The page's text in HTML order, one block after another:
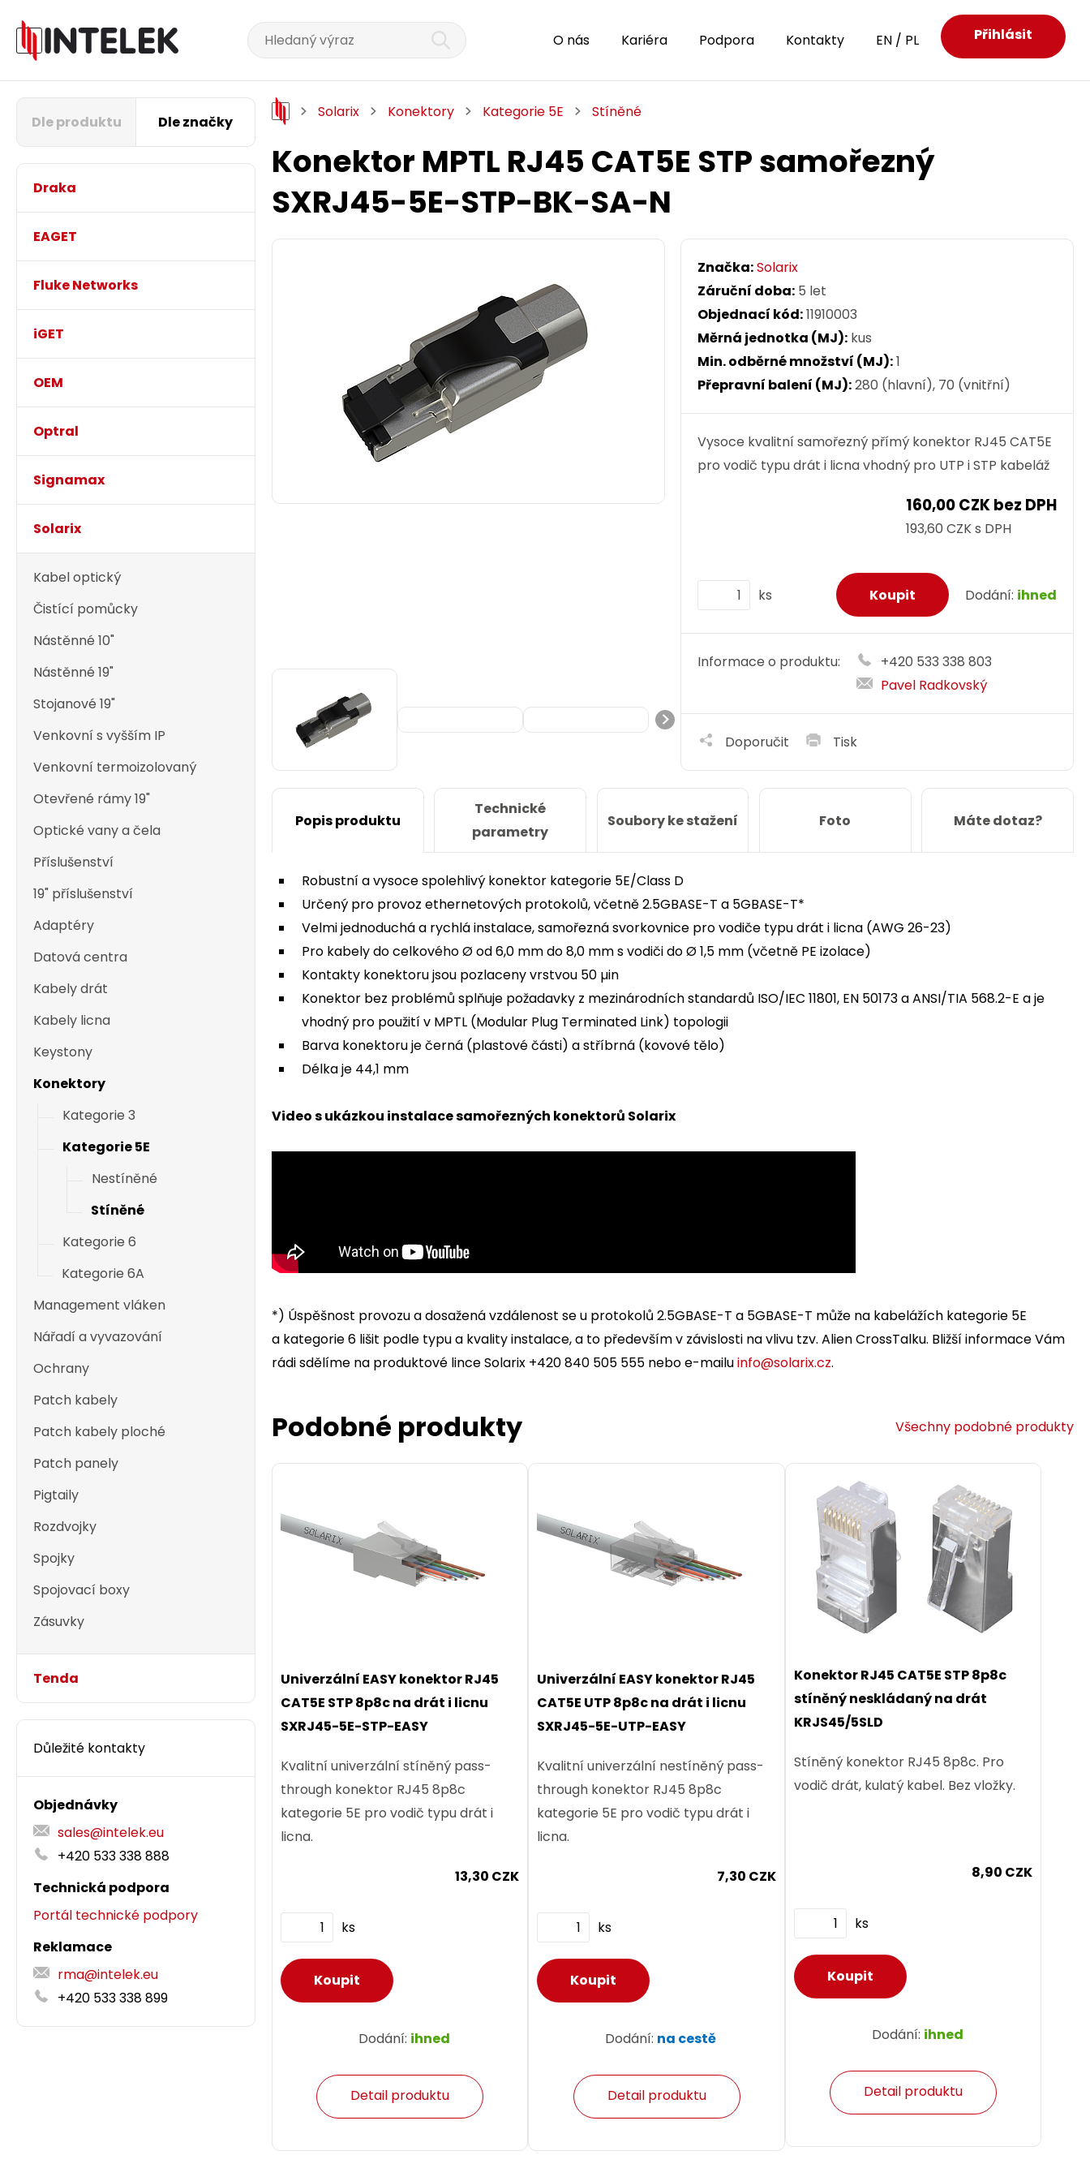
O nás Kariéra Podpora Kontakty EN / PL Přihlásit
Dle produktu Dle značky
Draka
EAGET
Fluke Networks
iGET
OEM
Optral
Signamax
Solarix
Kabel optický
Čistící pomůcky
Nástěnné 10"
Nástěnné 19"
Stojanové 19"
Venkovní s vyšším IP
Venkovní termoizolovaný
Otevřené rámy 19"
Optické vany a čela
Příslušenství
19" příslušenství
Adaptéry
Datová centra
Kabely drát
Kabely licna
Keystony
Konektory
Kategorie 3
Kategorie 5E
Nestíněné
Stíněné
Kategorie 6
Kategorie 6A
Management vláken
Nářadí a vyvazování
Ochrany
Patch kabely
Patch kabely ploché
Patch panely
Pigtaily
Rozdvojky
Spojky
Spojovací boxy
Zásuvky
Tenda
Důležité kontakty
Objednávky
sales@intelek.eu
+420 533 338 888
Technická podpora
Portál technické podpory
Reklamace
rma@intelek.eu
+420 533 338 899
Solarix Konektory Kategorie 5E Stíněné
Konektor MPTL RJ45 CAT5E STP samořezný
SXRJ45-5E-STP-BK-SA-N
Značka:Solarix
Záruční doba: 5 let
Objednací kód:11910003
Měrná jednotka (MJ): kus
Min. odběrné množství (MJ):1
Přepravní balení (MJ):280 (hlavní), 70 (vnitřní)
Vysoce kvalitní samořezný přímý konektor RJ45 CAT5E
pro vodič typu drát i licna vhodný pro UTP i STP kabeláž
160,00 CZK bez DPH
193,60 CZK s DPH
ks Dodání: ihned
Informace o produktu:
+420 533 338 803
Pavel Radkovský
Doporučit Tisk
Popis produktu
Technické
parametry
Soubory ke stažení Foto Máte dotaz?
Robustní a vysoce spolehlivý konektor kategorie 5E/Class D
Určený pro provoz ethernetových protokolů, včetně 2.5GBASE-T a 5GBASE-T*
Velmi jednoduchá a rychlá instalace, samořezná svorkovnice pro vodiče typu drát i licna (AWG 26-23)
Pro kabely do celkového Ø od 6,0 mm do 8,0 mm s vodiči do Ø 1,5 mm (včetně PE izolace)
Kontakty konektoru jsou pozlaceny vrstvou 50 µin
Konektor bez problémů splňuje požadavky z mezinárodních standardů ISO/IEC 11801, EN 50173 a ANSI/TIA 568.2-E a je
vhodný pro použití v MPTL (Modular Plug Terminated Link) topologii
Barva konektoru je černá (plastové části) a stříbrná (kovové tělo)
Délka je 44,1 mm
Video s ukázkou instalace samořezných konektorů Solarix
*) Úspěšnost provozu a dosažená vzdálenost se u protokolů 2.5GBASE-T a 5GBASE-T může na kabelážích kategorie 5E
a kategorie 6 lišit podle typu a kvality instalace, a to především v závislosti na vlivu tzv. Alien CrossTalku. Bližší informace Vám
rádi sdělíme na produktové lince Solarix +420 840 505 555 nebo e-mailuinfo@solarix.cz.
Podobné produkty Všechny podobné produkty
Univerzální EASY konektor RJ45
CAT5E STP 8p8c na drát i licnu
SXRJ45-5E-STP-EASY
Kvalitní univerzální stíněný pass-
through konektor RJ45 8p8c
kategorie 5E pro vodič typu drát i
licna.
13,30 CZK
ks
Dodání: ihned
Detail produktu
Univerzální EASY konektor RJ45
CAT5E UTP 8p8c na drát i licnu
SXRJ45-5E-UTP-EASY
Kvalitní univerzální nestíněný pass-
through konektor RJ45 8p8c
kategorie 5E pro vodič typu drát i
licna.
7,30 CZK
ks
Dodání: na cestě
Detail produktu
Konektor RJ45 CAT5E STP 8p8c
stíněný neskládaný na drát
KRJS45/5SLD
Stíněný konektor RJ45 8p8c. Pro
vodič drát, kulatý kabel. Bez vložky.
8,90 CZK
ks
Dodání: ihned
Detail produktu